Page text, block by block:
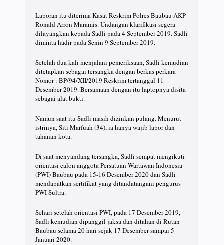
Laporan itu diterima Kasat Reskrim Polres Baubau AKP
Ronald Arron Maramis. Undangan klarifikasi segera
dilayangkan kepada Sadli pada 4 September 2019. Sadli
diminta hadir pada Senin 9 September 2019.
Setelah dua kali menjalani pemeriksaan, Sadli kemudian
ditetapkan sebagai tersangka dengan berkas perkara
Nomor : BP/94/XII/2019 Reskrim tertanggal 11
Desember 2019. Bersamaan dengan itu laptopnya disita
sebagai alat bukti.
Namun saat itu Sadli masih dizinkan pulang. Menurut
istrinya, Siti Marfuah (34), ia hanya wajib lapor dan
tahanan kota.
Di saat menyandang tersangka, Sadli sempat mengikuti
orientasi calon anggota Persatuan Wartawan Indonesia
(PWI) Baubau pada 15-16 Desember 2020 dan Sadli
mendapatkan sertifikat yang ditandatangani pengurus
PWI Sultra.
Sehari setelah orientasi PWI, pada 17 Desember 2019,
Sadli kemudian dipanggil jaksa dan ditahan di Rutan
Baubau selama 20 hari sejak 17 Desember sampai 5
Januari 2020.